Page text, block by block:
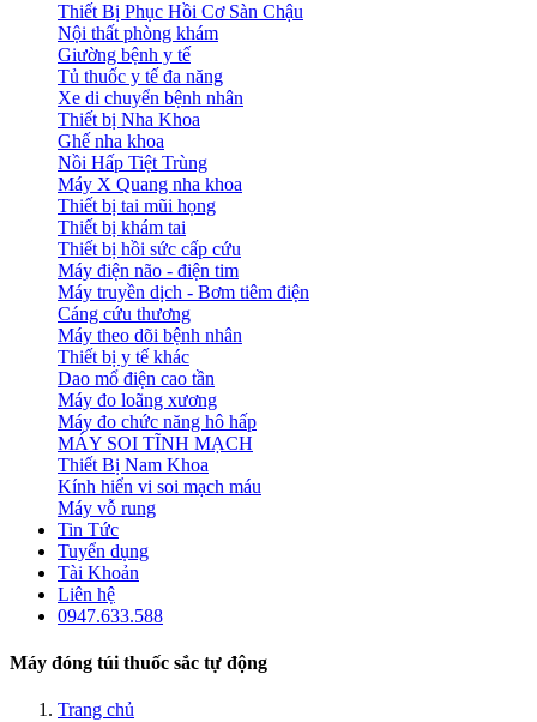
Thiết Bị Phục Hồi Cơ Sàn Chậu
Nội thất phòng khám
Giường bệnh y tế
Tủ thuốc y tế đa năng
Xe di chuyển bệnh nhân
Thiết bị Nha Khoa
Ghế nha khoa
Nồi Hấp Tiệt Trùng
Máy X Quang nha khoa
Thiết bị tai mũi họng
Thiết bị khám tai
Thiết bị hồi sức cấp cứu
Máy điện não - điện tim
Máy truyền dịch - Bơm tiêm điện
Cáng cứu thương
Máy theo dõi bệnh nhân
Thiết bị y tế khác
Dao mổ điện cao tần
Máy đo loãng xương
Máy đo chức năng hô hấp
MÁY SOI TĨNH MẠCH
Thiết Bị Nam Khoa
Kính hiển vi soi mạch máu
Máy vỗ rung
Tin Tức
Tuyển dụng
Tài Khoản
Liên hệ
0947.633.588
Máy đóng túi thuốc sắc tự động
Trang chủ